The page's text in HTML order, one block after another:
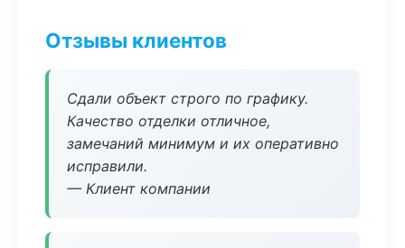
Отзывы клиентов
Сдали объект строго по графику.
Качество отделки отличное,
замечаний минимум и их оперативно
исправили.
— Клиент компании